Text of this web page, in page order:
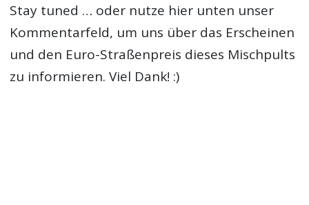
Stay tuned … oder nutze hier unten unser
Kommentarfeld, um uns über das Erscheinen
und den Euro-Straßenpreis dieses Mischpults
zu informieren. Viel Dank! :)